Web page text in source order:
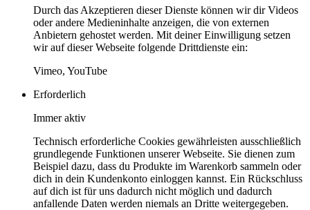
Durch das Akzeptieren dieser Dienste können wir dir Videos
oder andere Medieninhalte anzeigen, die von externen
Anbietern gehostet werden. Mit deiner Einwilligung setzen
wir auf dieser Webseite folgende Drittdienste ein:
Vimeo, YouTube
Erforderlich
Immer aktiv
Technisch erforderliche Cookies gewährleisten ausschließlich
grundlegende Funktionen unserer Webseite. Sie dienen zum
Beispiel dazu, dass du Produkte im Warenkorb sammeln oder
dich in dein Kundenkonto einloggen kannst. Ein Rückschluss
auf dich ist für uns dadurch nicht möglich und dadurch
anfallende Daten werden niemals an Dritte weitergegeben.